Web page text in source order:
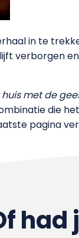
in te
verborgen
huis met de
die
pagina